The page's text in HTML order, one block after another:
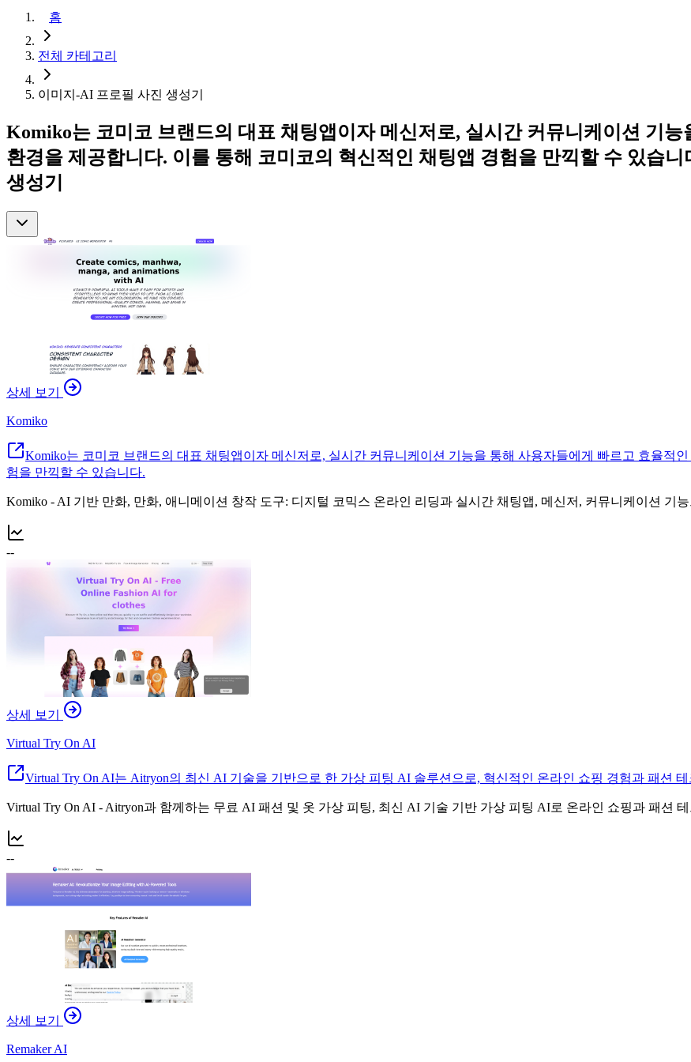
홈
전체 카테고리
이미지-AI 프로필 사진 생성기
Komiko는 코미코 브랜드의 대표 채팅앱이자 메신저로, 실시간 커뮤니케이션 기
환경을 제공합니다. 이를 통해 코미코의 혁신적인 채팅앱 경험을 만끽할 수 있습
생성기
상세 보기
Komiko
Komiko는 코미코 브랜드의 대표 채팅앱이자 메신저로, 실시간 커뮤니케이션 기능을 통해 사용자들에게 빠르고 효율적
험을 만끽할 수 있습니다.
Komiko - AI 기반 만화, 만화, 애니메이션 창작 도구: 디지털 코믹스 온라인 리딩과 실시간 채팅앱, 메신저, 커뮤니케이션 기
--
상세 보기
Virtual Try On AI
Virtual Try On AI는 Aitryon의 최신 AI 기술을 기반으로 한 가상 피팅 AI 솔루션으로, 혁신적인 온라인 쇼핑 경험과 패션
Virtual Try On AI - Aitryon과 함께하는 무료 AI 패션 및 옷 가상 피팅, 최신 AI 기술 기반 가상 피팅 AI로 온라인 쇼핑과 패션
--
상세 보기
Remaker AI